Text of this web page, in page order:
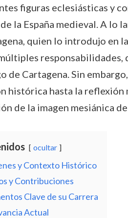
figuras eclesiásticas y
la España medieval. A lo
quien lo introdujo en
de Cartagena. Sin
histórica hasta la reflexión
de la imagen mesiánica
ocultar
y Contexto Histórico
y Contribuciones
Clave de su Carrera
Actual